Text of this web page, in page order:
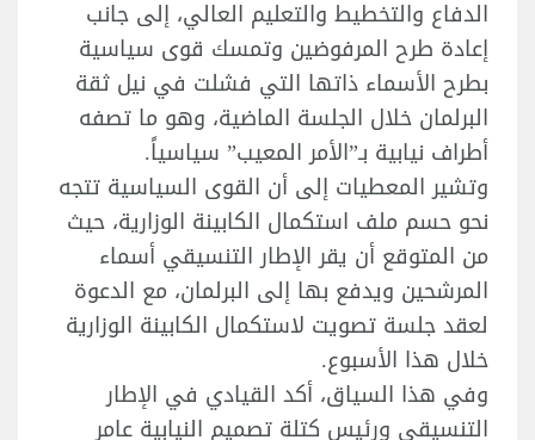
الدفاع والتخطيط والتعليم العالي، إلى جانب
إعادة طرح المرفوضين وتمسك قوى سياسية
بطرح الأسماء ذاتها التي فشلت في نيل ثقة
البرلمان خلال الجلسة الماضية، وهو ما تصفه
أطراف نيابية بـ”الأمر المعيب” سياسياً.
وتشير المعطيات إلى أن القوى السياسية تتجه
نحو حسم ملف استكمال الكابينة الوزارية، حيث
من المتوقع أن يقر الإطار التنسيقي أسماء
المرشحين ويدفع بها إلى البرلمان، مع الدعوة
لعقد جلسة تصويت لاستكمال الكابينة الوزارية
خلال هذا الأسبوع.
وفي هذا السياق، أكد القيادي في الإطار
التنسيقي ورئيس كتلة تصميم النيابية عامر